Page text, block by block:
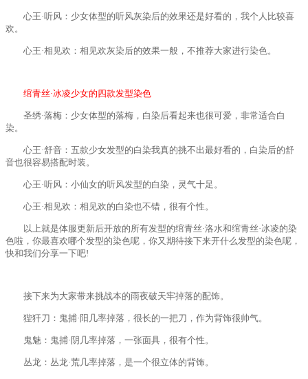
心王·听风：少女体型的听风灰染后的效果还是好看的，我个人比较喜
欢。
心王·相见欢：相见欢灰染后的效果一般，不推荐大家进行染色。
绾青丝·冰凌少女的四款发型染色
圣绣·落梅：少女体型的落梅，白染后看起来也很可爱，非常适合白
染。
心王·舒音：五款少女发型的白染我真的挑不出最好看的，白染后的舒
音也很容易搭配时装。
心王·听风：小仙女的听风发型的白染，灵气十足。
心王·相见欢：相见欢的白染也不错，很有个性。
以上就是体服更新后开放的所有发型的绾青丝·洛水和绾青丝·冰凌的染
色啦，你最喜欢哪个发型的染色呢，你又期待接下来开什么发型的染色呢，
快和我们分享一下吧!
接下来为大家带来挑战本的雨夜破天牢掉落的配饰。
狴犴刀：鬼捕·阳几率掉落，很长的一把刀，作为背饰很帅气。
鬼魅：鬼捕·阴几率掉落，一张面具，很有个性。
丛龙：丛龙·荒几率掉落，是一个很立体的背饰。